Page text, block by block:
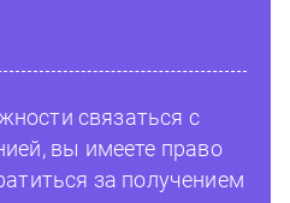
связаться с
вы имеете право
за получением